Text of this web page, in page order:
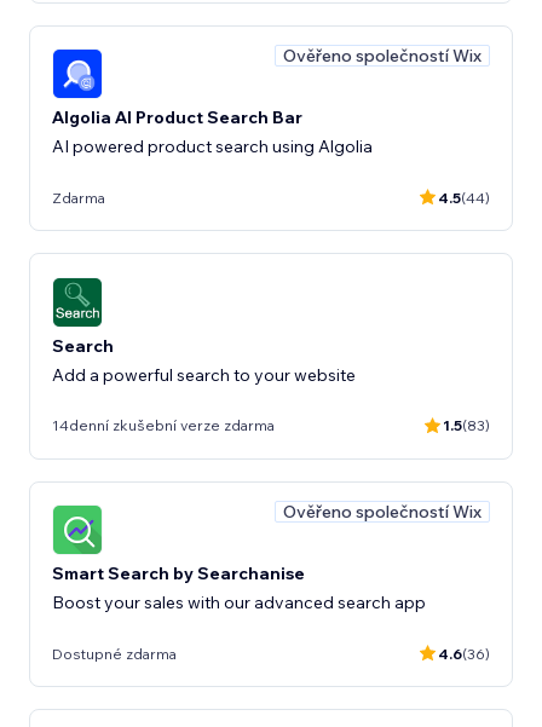
Ověřeno společností Wix
Algolia AI Product Search Bar
AI powered product search using Algolia
Zdarma 4.5(44)
Search
Add a powerful search to your website
14denní zkušební verze zdarma 1.5(83)
Ověřeno společností Wix
Smart Search by Searchanise
Boost your sales with our advanced search app
Dostupné zdarma 4.6(36)